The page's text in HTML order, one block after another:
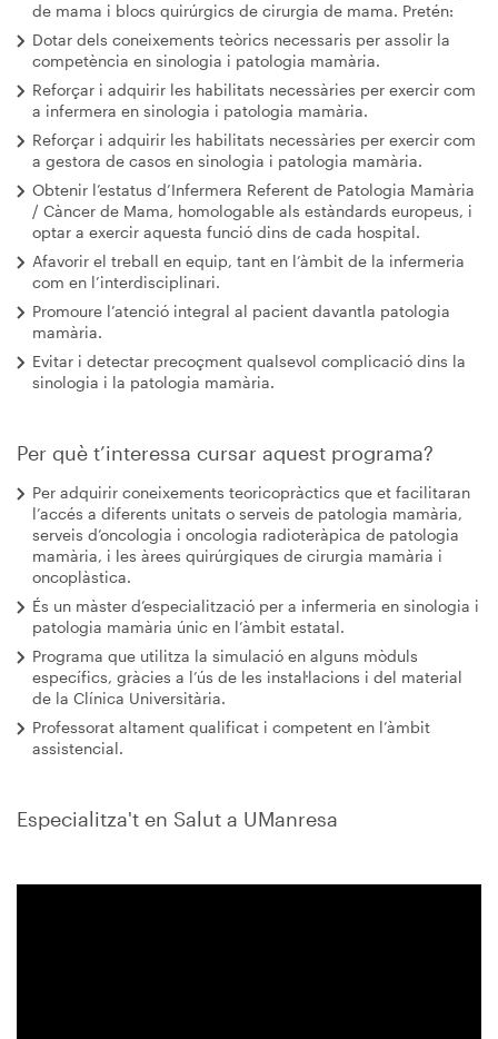
de mama i blocs quirúrgics de cirurgia de mama. Pretén:
Dotar dels coneixements teòrics necessaris per assolir la
competència en sinologia i patologia mamària.
Reforçar i adquirir les habilitats necessàries per exercir com
a infermera en sinologia i patologia mamària.
Reforçar i adquirir les habilitats necessàries per exercir com
a gestora de casos en sinologia i patologia mamària.
Obtenir l’estatus d’Infermera Referent de Patologia Mamària
/ Càncer de Mama, homologable als estàndards europeus, i
optar a exercir aquesta funció dins de cada hospital.
Afavorir el treball en equip, tant en l’àmbit de la infermeria
com en l’interdisciplinari.
Promoure l’atenció integral al pacient davantla patologia
mamària.
Evitar i detectar precoçment qualsevol complicació dins la
sinologia i la patologia mamària.
Per què t’interessa cursar aquest programa?
Per adquirir coneixements teoricopràctics que et facilitaran
l’accés a diferents unitats o serveis de patologia mamària,
serveis d’oncologia i oncologia radioteràpica de patologia
mamària, i les àrees quirúrgiques de cirurgia mamària i
oncoplàstica.
És un màster d’especialització per a infermeria en sinologia i
patologia mamària únic en l’àmbit estatal.
Programa que utilitza la simulació en alguns mòduls
específics, gràcies a l’ús de les instal·lacions i del material
de la Clínica Universitària.
Professorat altament qualificat i competent en l’àmbit
assistencial.
Especialitza't en Salut a UManresa